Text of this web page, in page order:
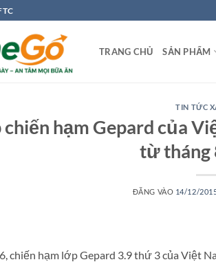
TRANG CHỦ SẢN PHẨM
TIN TỨC
chiến hạm Gepard của
từ tháng
ĐĂNG VÀO 14/12/
chiến hạm lớp Gepard 3.9 thứ 3 của Việt